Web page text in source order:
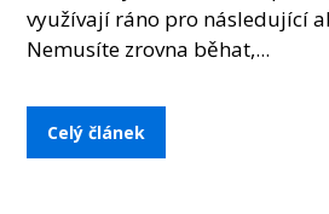
využívají ráno pro následující
Nemusíte zrovna běhat,...
Celý článek